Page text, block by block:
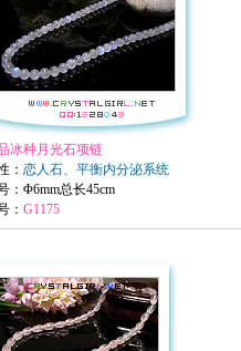
冰种月光石项链
： 恋人石、平衡内分泌系统
：Φ6mm总长45cm
： G1175